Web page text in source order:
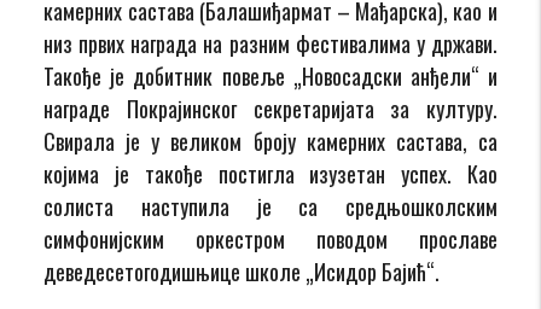
камерних састава (Балашиђармат – Мађарска), као и
низ првих награда на разним фестивалима у држави.
Такође је добитник повеље „Новосадски анђели“ и
награде Покрајинског секретаријата за културу.
Свирала је у великом броју камерних састава, са
којима је такође постигла изузетан успех. Као
солиста наступила је са средњошколским
симфонијским оркестром поводом прославе
деведесетогодишњице школе „Исидор Бајић“.